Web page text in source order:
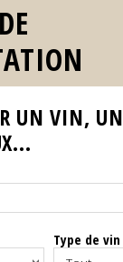
UN VIN, UN
Type de vin